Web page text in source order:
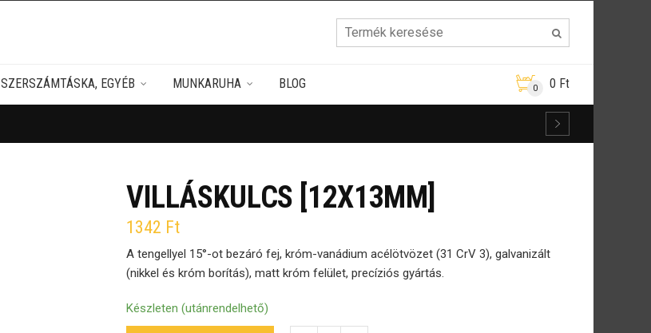
SZERSZÁMTÁSKA, EGYÉB MUNKARUHA BLOG 0 0 Ft
VILLÁSKULCS [12X13MM]
1342 Ft
A tengellyel 15°-ot bezáró fej, króm-vanádium acélötvözet (31 CrV 3), galvanizált
(nikkel és króm borítás), matt króm felület, precíziós gyártás.
Készleten (utánrendelhető)